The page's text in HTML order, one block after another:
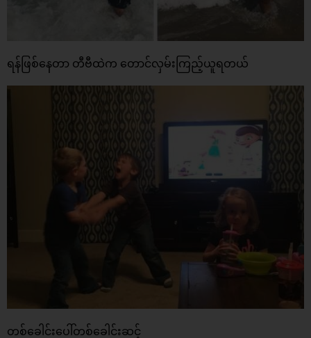
ရန်ဖြစ်နေတာ တီဗီထဲက တောင်လှမ်းကြည့်ယူရတယ်
တစ်ခေါင်းပေါ်တစ်ခေါင်းဆင့်